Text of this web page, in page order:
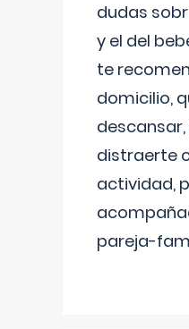
dudas
y el del
te
domicilio,
distraerte
actividad,
pareja-